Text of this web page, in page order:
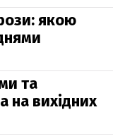
якою
та
на вихідних